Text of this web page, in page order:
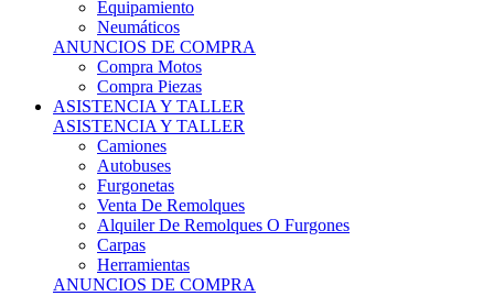
Equipamiento
Neumáticos
ANUNCIOS DE COMPRA
Compra Motos
Compra Piezas
ASISTENCIA Y TALLER
ASISTENCIA Y TALLER
Camiones
Autobuses
Furgonetas
Venta De Remolques
Alquiler De Remolques O Furgones
Carpas
Herramientas
ANUNCIOS DE COMPRA